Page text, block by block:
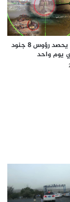
قناص يمني يحصد رؤوس 8 جنود
يوم واحد